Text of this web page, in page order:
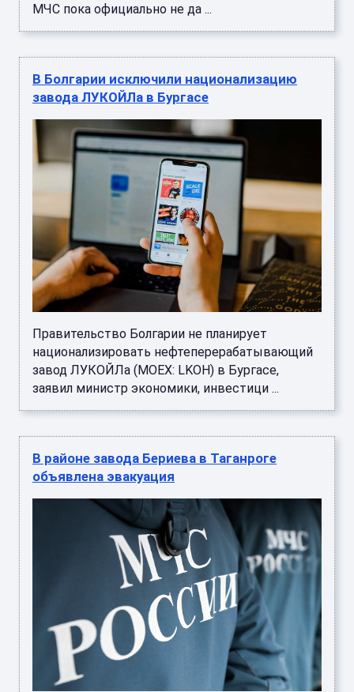
МЧС пока официально не да ...
В Болгарии исключили национализацию
завода ЛУКОЙЛа в Бургасе
Правительство Болгарии не планирует
национализировать нефтеперерабатывающий
завод ЛУКОЙЛа (MOEX: LKOH) в Бургасе,
заявил министр экономики, инвестици ...
В районе завода Бериева в Таганроге
объявлена эвакуация